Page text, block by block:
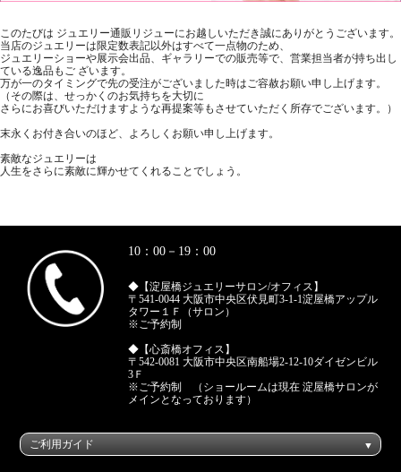
このたびは ジュエリー通販リジューにお越しいただき誠にありがとうございます。
当店のジュエリーは限定数表記以外はすべて一点物のため、
ジュエリーショーや展示会出品、ギャラリーでの販売等で、営業担当者が持ち出し
ている逸品もご ざいます。
万が一のタイミングで先の受注がございました時はご容赦お願い申し上げます。
（その際は、せっかくのお気持ちを大切に
さらにお喜びいただけますような再提案等もさせていただく所存でございます。）
末永くお付き合いのほど、よろしくお願い申し上げます。
素敵なジュエリーは
人生をさらに素敵に輝かせてくれることでしょう。
10：00－19：00
◆【淀屋橋ジュエリーサロン/オフィス】
〒541-0044 大阪市中央区伏見町3-1-1淀屋橋アップル
タワー１Ｆ（サロン）
※ご予約制
◆【心斎橋オフィス】
〒542-0081 大阪市中央区南船場2-12-10ダイゼンビル
3Ｆ
※ご予約制 （ショールームは現在 淀屋橋サロンが
メインとなっております）
ご利用ガイド